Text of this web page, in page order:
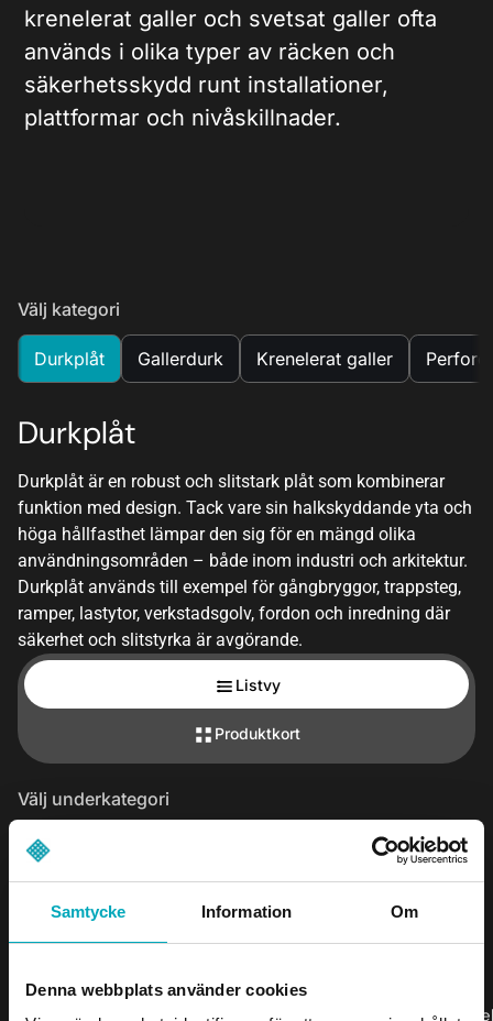
Samtycke Information Om
Denna webbplats använder cookies
krenelerat galler och svetsat galler ofta
används i olika typer av räcken och
säkerhetsskydd runt installationer,
plattformar och nivåskillnader.
Välj kategori
Durkplåt Gallerdurk Krenelerat galler
Durkplåt
Durkplåt är en robust och slitstark plåt som kombinerar
funktion med design. Tack vare sin halkskyddande yta och
höga hållfasthet lämpar den sig för en mängd olika
användningsområden – både inom industri och arkitektur.
Durkplåt används till exempel för gångbryggor, trappsteg,
ramper, lastytor, verkstadsgolv, fordon och inredning där
säkerhet och slitstyrka är avgörande.
Listvy
Produktkort
Välj underkategori
Durkplåt
ML=Masklängd, MB = Maskbredd, S = Stegbredd, T =